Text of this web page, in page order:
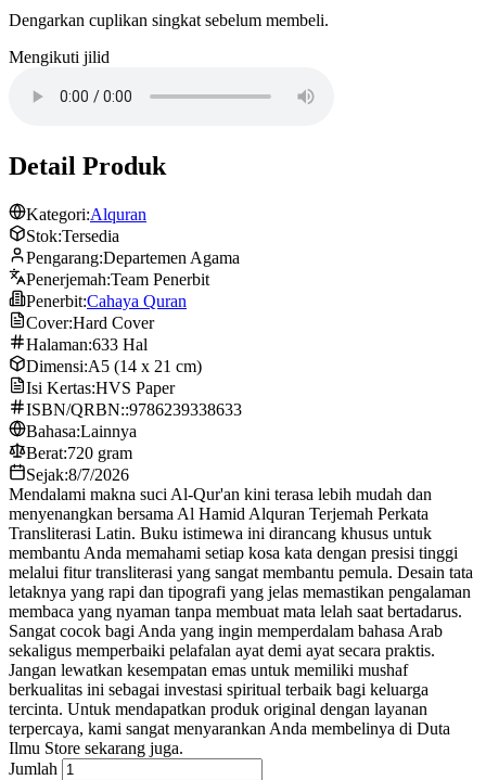
Dengarkan cuplikan singkat sebelum membeli.
Mengikuti jilid
Detail Produk
Kategori:Alquran
Stok:Tersedia
Pengarang:Departemen Agama
Penerjemah:Team Penerbit
Penerbit:Cahaya Quran
Cover:Hard Cover
Halaman:633 Hal
Dimensi:A5 (14 x 21 cm)
Isi Kertas:HVS Paper
ISBN/QRBN::9786239338633
Bahasa:Lainnya
Berat:720 gram
Sejak:8/7/2026
Mendalami makna suci Al-Qur'an kini terasa lebih mudah dan
menyenangkan bersama Al Hamid Alquran Terjemah Perkata
Transliterasi Latin. Buku istimewa ini dirancang khusus untuk
membantu Anda memahami setiap kosa kata dengan presisi tinggi
melalui fitur transliterasi yang sangat membantu pemula. Desain tata
letaknya yang rapi dan tipografi yang jelas memastikan pengalaman
membaca yang nyaman tanpa membuat mata lelah saat bertadarus.
Sangat cocok bagi Anda yang ingin memperdalam bahasa Arab
sekaligus memperbaiki pelafalan ayat demi ayat secara praktis.
Jangan lewatkan kesempatan emas untuk memiliki mushaf
berkualitas ini sebagai investasi spiritual terbaik bagi keluarga
tercinta. Untuk mendapatkan produk original dengan layanan
terpercaya, kami sangat menyarankan Anda membelinya di Duta
Ilmu Store sekarang juga.
Jumlah